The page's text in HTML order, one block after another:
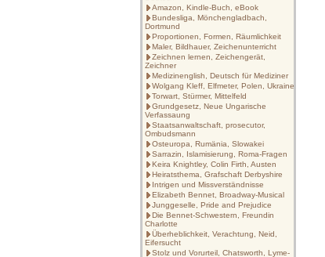
Amazon, Kindle-Buch, eBook
Bundesliga, Mönchengladbach,
Dortmund
Proportionen, Formen, Räumlichkeit
Maler, Bildhauer, Zeichenunterricht
Zeichnen lernen, Zeichengerät,
Zeichner
Medizinenglish, Deutsch für Mediziner
Wolgang Kleff, Elfmeter, Polen, Ukraine
Torwart, Stürmer, Mittelfeld
Grundgesetz, Neue Ungarische
Verfassaung
Staatsanwaltschaft, prosecutor,
Ombudsmann
Osteuropa, Rumänia, Slowakei
Sarrazin, Islamisierung, Roma-Fragen
Keira Knightley, Colin Firth, Austen
Heiratsthema, Grafschaft Derbyshire
Intrigen und Missverständnisse
Elizabeth Bennet, Broadway-Musical
Junggeselle, Pride and Prejudice
Die Bennet-Schwestern, Freundin
Charlotte
Überheblichkeit, Verachtung, Neid,
Eifersucht
Stolz und Vorurteil, Chatsworth, Lyme-